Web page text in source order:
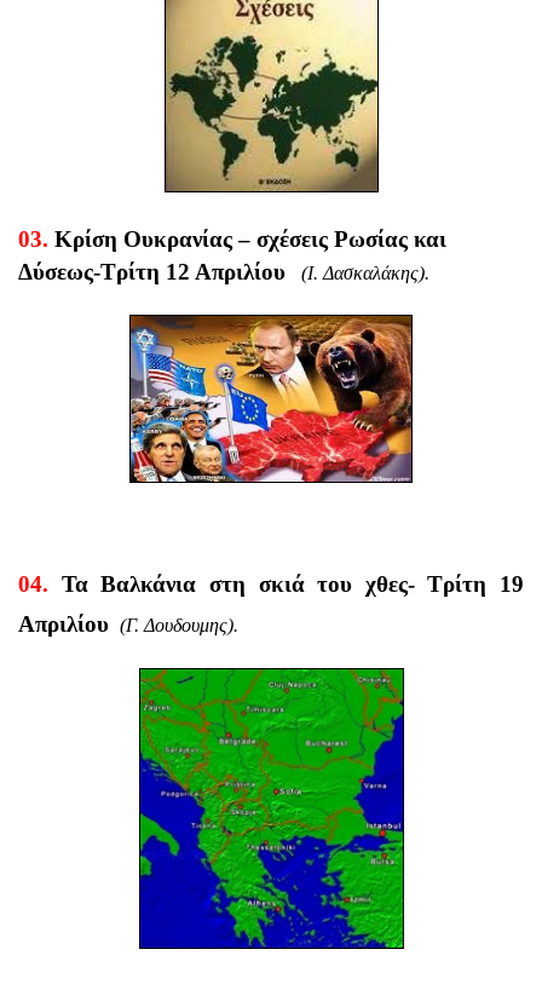
03. Κρίση Ουκρανίας – σχέσεις Ρωσίας και
Δύσεως-Τρίτη 12 Απριλίου (Ι. Δασκαλάκης).
04. Τα Βαλκάνια στη σκιά του χθες- Τρίτη 19
Απριλίου (Γ. Δουδουμης).